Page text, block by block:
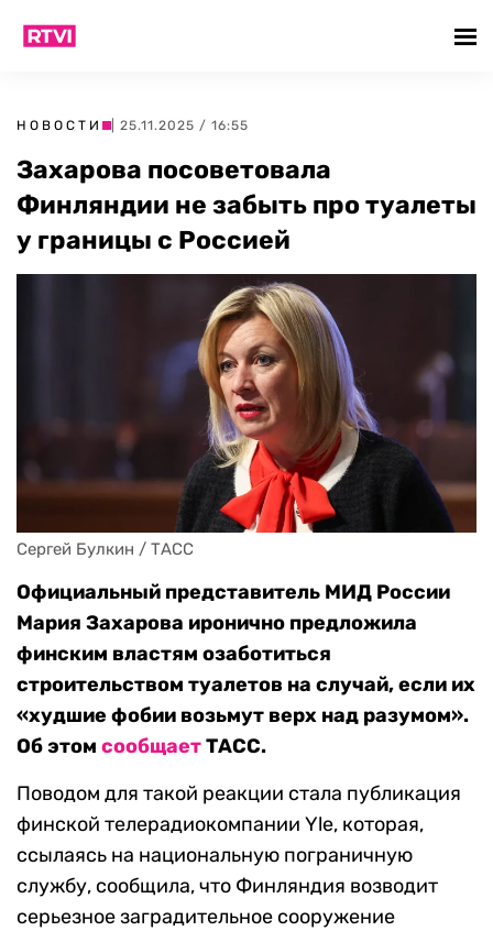
НОВОСТИ | 25.11.2025 / 16:55
Захарова посоветовала
Финляндии не забыть про туалеты
у границы с Россией
Сергей Булкин / ТАСС
Официальный представитель МИД России
Мария Захарова иронично предложила
финским властям озаботиться
строительством туалетов на случай, если их
«худшие фобии возьмут верх над разумом».
Об этом сообщаетТАСС.
Поводом для такой реакции стала публикация
финской телерадиокомпании Yle, которая,
ссылаясь на национальную пограничную
службу, сообщила, что Финляндия возводит
серьезное заградительное сооружение